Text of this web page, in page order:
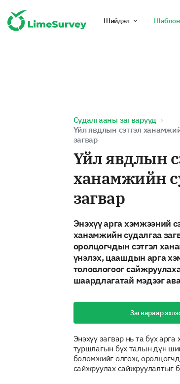
Шийдэл
Судалгааны загварууд
Үйл явдлын сэтгэл
загвар
Үйл явдлын
ханамжийн
загвар
Энэхүү арга хэмжээний
ханамжийн судалгаа
оролцогчдын сэтгэл
үнэлэх, цаашдын арга
төлөвлөгөөг
шаардлагатай мэдээг
Загвараар
Энэхүү загвар нь та бүх арга
туршлагын бүх талын дүн
боломжийг олгож,
сайжруулах сайжруулалтыг